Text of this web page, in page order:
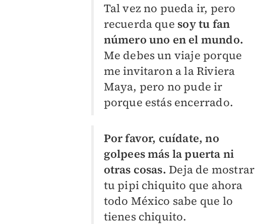
Tal vez no pueda ir, pero
recuerda que soy tu fan
número uno en el mundo.
Me debes un viaje porque
me invitaron a la Riviera
Maya, pero no pude ir
porque estás encerrado.
Por favor, cuídate, no
golpees más la puerta ni
otras cosas.Deja de mostrar
tu pipi chiquito que ahora
todo México sabe que lo
tienes chiquito.